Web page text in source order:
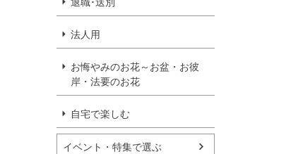
法人用
お悔やみのお花～お盆・お彼
岸・法要のお花
自宅で楽しむ
イベント・特集で選ぶ